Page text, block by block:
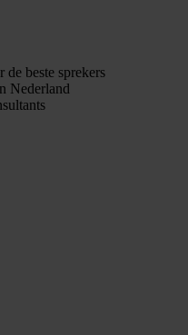
beste sprekers
Nederland